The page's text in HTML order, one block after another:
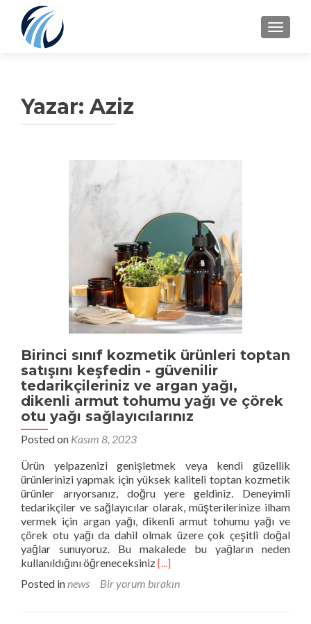
Yazar: Aziz
Birinci sınıf kozmetik ürünleri toptan
satışını keşfedin - güvenilir
tedarikçileriniz ve argan yağı,
dikenli armut tohumu yağı ve çörek
otu yağı sağlayıcılarınız
Posted on Kasım 8, 2023
Ürün yelpazenizi genişletmek veya kendi güzellik
ürünlerinizi yapmak için yüksek kaliteli toptan kozmetik
ürünler arıyorsanız, doğru yere geldiniz. Deneyimli
tedarikçiler ve sağlayıcılar olarak, müşterilerinize ilham
vermek için argan yağı, dikenli armut tohumu yağı ve
çörek otu yağı da dahil olmak üzere çok çeşitli doğal
yağlar sunuyoruz. Bu makalede bu yağların neden
kullanıldığını öğreneceksinizHakkında
fazlasını
[...]
Posted innews Bir yorum bırakın